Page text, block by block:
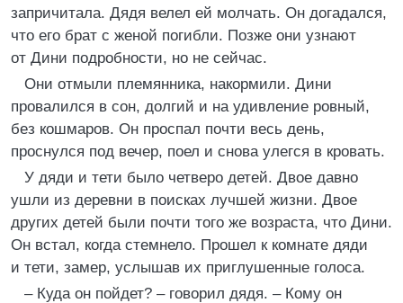
запричитала. Дядя велел ей молчать. Он догадался,
что его брат с женой погибли. Позже они узнают
от Дини подробности, но не сейчас.
Они отмыли племянника, накормили. Дини
провалился в сон, долгий и на удивление ровный,
без кошмаров. Он проспал почти весь день,
проснулся под вечер, поел и снова улегся в кровать.
У дяди и тети было четверо детей. Двое давно
ушли из деревни в поисках лучшей жизни. Двое
других детей были почти того же возраста, что Дини.
Он встал, когда стемнело. Прошел к комнате дяди
и тети, замер, услышав их приглушенные голоса.
– Куда он пойдет? – говорил дядя. – Кому он